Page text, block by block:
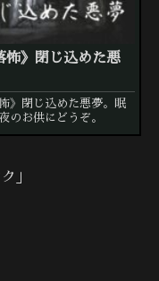
怖》閉じ込めた悪
怖》閉じ込めた悪夢。眠
のお供にどうぞ。
」